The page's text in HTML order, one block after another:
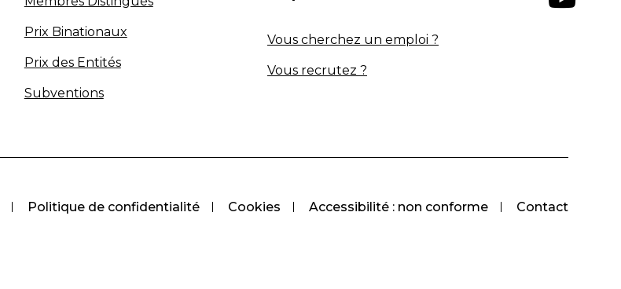
Prix Binationaux
Prix des Entités
Subventions
Vous cherchez un emploi ?
Vous recrutez ?
Politique de confidentialité Cookies Accessibilité : non conforme Contact